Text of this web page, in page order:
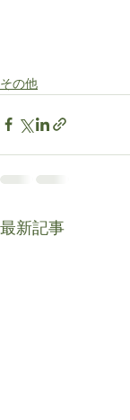
その他
最新記事